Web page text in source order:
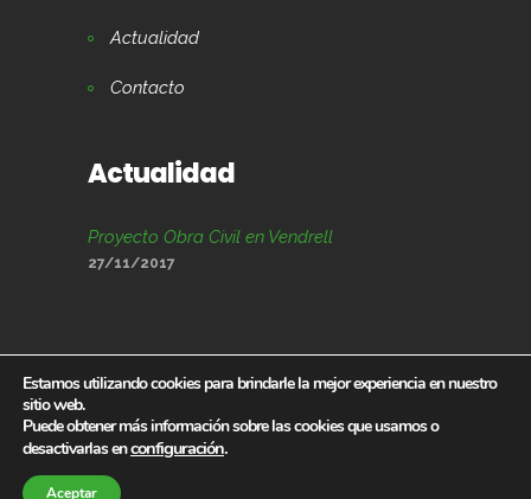
Actualidad
Contacto
Actualidad
Proyecto Obra Civil en Vendrell
27/11/2017
Todos los derechos reservados @2017
Estamos utilizando cookies para brindarle la mejor experiencia en nuestro
sitio web.
Puede obtener más información sobre las cookies que usamos o
desactivarlas enconfiguración.
Aceptar